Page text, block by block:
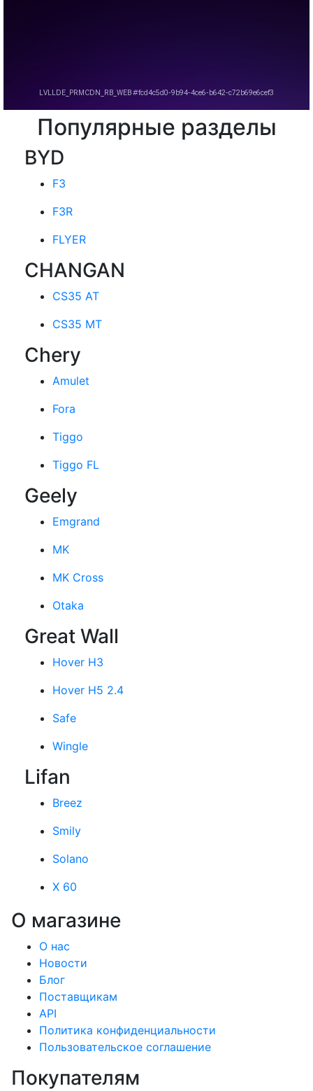
Популярные разделы
BYD
F3
F3R
FLYER
CHANGAN
CS35 AT
CS35 MT
Chery
Amulet
Fora
Tiggo
Tiggo FL
Geely
Emgrand
MK
MK Cross
Otaka
Great Wall
Hover H3
Hover H5 2.4
Safe
Wingle
Lifan
Breez
Smily
Solano
X 60
О магазине
О нас
Новости
Блог
Поставщикам
API
Политика конфиденциальности
Пользовательское соглашение
Покупателям